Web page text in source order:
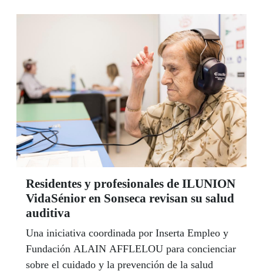
Residentes y profesionales de ILUNION
VidaSénior en Sonseca revisan su salud
auditiva
Una iniciativa coordinada por Inserta Empleo y
Fundación ALAIN AFFLELOU para concienciar
sobre el cuidado y la prevención de la salud